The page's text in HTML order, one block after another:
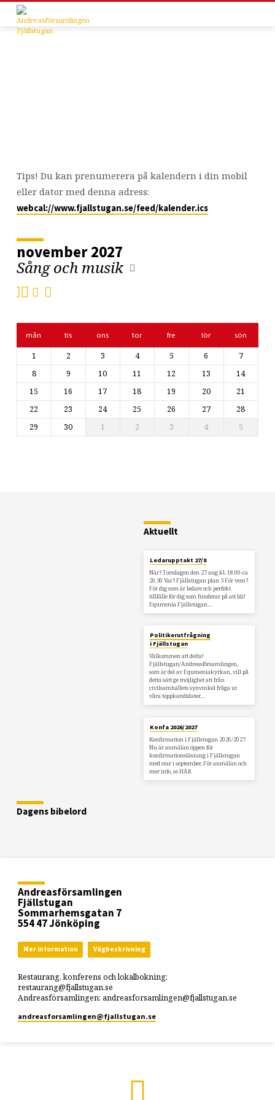
Kalender
Tips! Du kan prenumerera på kalendern i din mobil
eller dator med denna adress:
webcal://www.fjallstugan.se/feed/kalender.ics
november 2027
Sång och musik
mån tis ons tor fre lör sön
1 2 3 4 5 6
7
8
9 10 11 12 13
14
15
16 17 18 19 20
21
22
23 24 25 26 27
28
29
30 1 2 3 4 5
Aktuellt
Ledarupptakt 27/8
När? Torsdagen den 27 aug kl. 18.00-ca
20.30 Var? Fjällstugan plan 3 För vem?
För dig som är ledare och perfekt
tillfälle för dig som funderar på att bli!
Equmenia Fjällstugan…
Politikerutfrågning
i Fjällstugan
Välkommen att delta!
Fjällstugan/Andreasförsamlingen,
som är del av Equmeniakyrkan, vill på
detta sätt ge möjlighet att från
civilsamhällets synvinkel fråga ut
våra toppkandidater…
Konfa 2026/2027
Konfirmation i Fjällstugan 2026/2027
Nu är anmälan öppen för
konfirmationsläsning i Fjällstugan
med star i september. För anmälan och
mer info, se HÄR
Dagens bibelord
Andreasförsamlingen
Fjällstugan
Sommarhemsgatan 7
554 47 Jönköping
Mer information Vägbeskrivning
Restaurang, konferens och lokalbokning:
restaurang@fjallstugan.se
Andreasförsamlingen: andreasforsamlingen@fjallstugan.se
andreasforsamlingen​@fjallstugan.se